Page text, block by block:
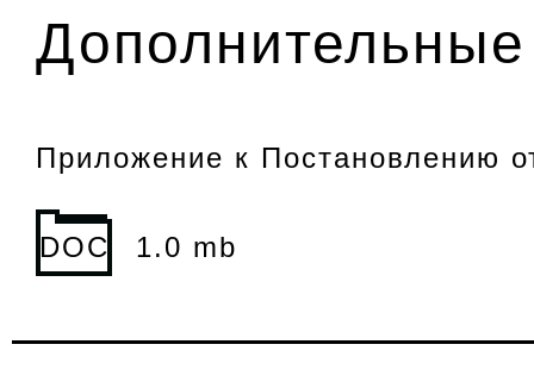
Приложение к Постановлению
DOC 1.0 mb